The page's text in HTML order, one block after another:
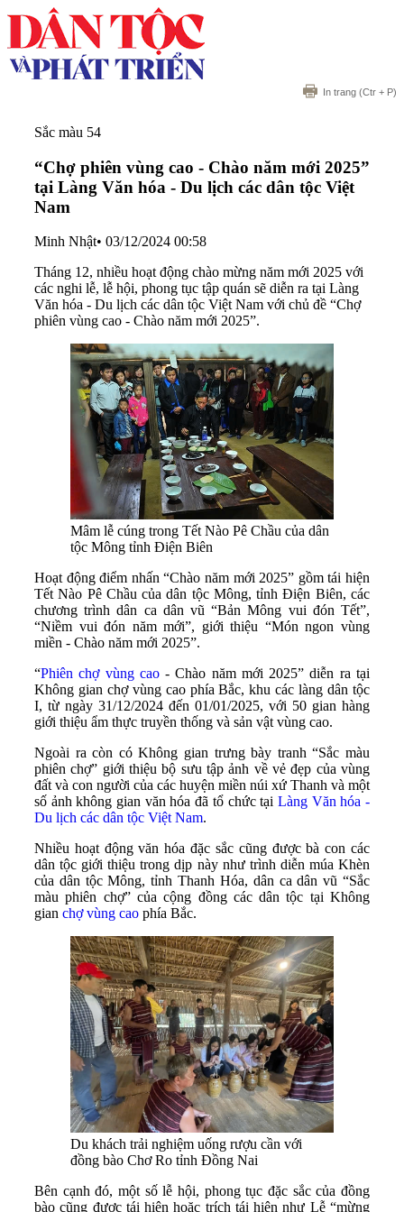
In trang (Ctr + P)
Sắc màu 54
“Chợ phiên vùng cao - Chào năm mới 2025”
tại Làng Văn hóa - Du lịch các dân tộc Việt
Nam
Minh Nhật• 03/12/2024 00:58
Tháng 12, nhiều hoạt động chào mừng năm mới 2025 với
các nghi lễ, lễ hội, phong tục tập quán sẽ diễn ra tại Làng
Văn hóa - Du lịch các dân tộc Việt Nam với chủ đề “Chợ
phiên vùng cao - Chào năm mới 2025”.
Mâm lễ cúng trong Tết Nào Pê Chầu của dân
tộc Mông tỉnh Điện Biên
Hoạt động điểm nhấn “Chào năm mới 2025” gồm tái hiện
Tết Nào Pê Chầu của dân tộc Mông, tỉnh Điện Biên, các
chương trình dân ca dân vũ “Bản Mông vui đón Tết”,
“Niềm vui đón năm mới”, giới thiệu “Món ngon vùng
miền - Chào năm mới 2025”.
“Phiên chợ vùng cao- Chào năm mới 2025” diễn ra tại
Không gian chợ vùng cao phía Bắc, khu các làng dân tộc
I, từ ngày 31/12/2024 đến 01/01/2025, với 50 gian hàng
giới thiệu ẩm thực truyền thống và sản vật vùng cao.
Ngoài ra còn có Không gian trưng bày tranh “Sắc màu
phiên chợ” giới thiệu bộ sưu tập ảnh về vẻ đẹp của vùng
đất và con người của các huyện miền núi xứ Thanh và một
số ảnh không gian văn hóa đã tổ chức tại Làng Văn hóa -
Du lịch các dân tộc Việt Nam.
Nhiều hoạt động văn hóa đặc sắc cũng được bà con các
dân tộc giới thiệu trong dịp này như trình diễn múa Khèn
của dân tộc Mông, tỉnh Thanh Hóa, dân ca dân vũ “Sắc
màu phiên chợ” của cộng đồng các dân tộc tại Không
gian chợ vùng cao phía Bắc.
Du khách trải nghiệm uống rượu cần với
đồng bào Chơ Ro tỉnh Đồng Nai
Bên cạnh đó, một số lễ hội, phong tục đặc sắc của đồng
bào cũng được tái hiện hoặc trích tái hiện như Lễ “mừng